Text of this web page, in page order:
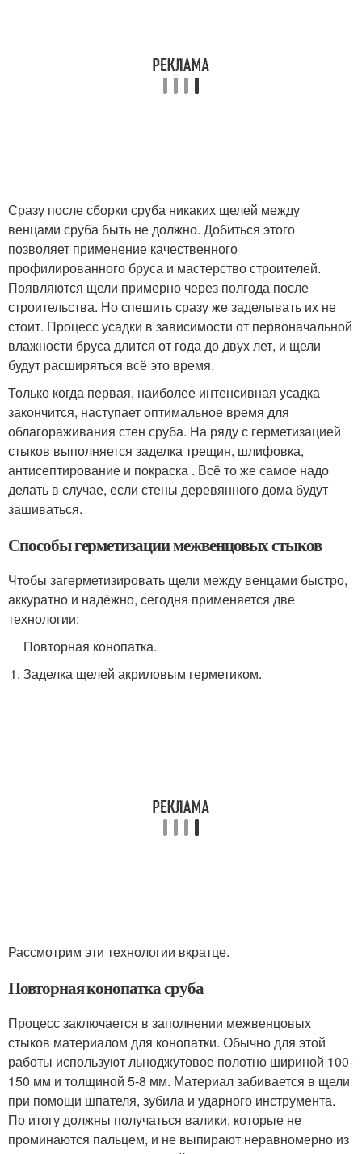
Сразу после сборки сруба никаких щелей между
венцами сруба быть не должно. Добиться этого
позволяет применение качественного
профилированного бруса и мастерство строителей.
Появляются щели примерно через полгода после
строительства. Но спешить сразу же заделывать их не
стоит. Процесс усадки в зависимости от первоначальной
влажности бруса длится от года до двух лет, и щели
будут расширяться всё это время.
Только когда первая, наиболее интенсивная усадка
закончится, наступает оптимальное время для
облагораживания стен сруба. На ряду с герметизацией
стыков выполняется заделка трещин, шлифовка,
антисептирование и покраска . Всё то же самое надо
делать в случае, если стены деревянного дома будут
зашиваться.
Способы герметизации межвенцовых стыков
Чтобы загерметизировать щели между венцами быстро,
аккуратно и надёжно, сегодня применяется две
технологии:
Повторная конопатка.
Заделка щелей акриловым герметиком.
Рассмотрим эти технологии вкратце.
Повторная конопатка сруба
Процесс заключается в заполнении межвенцовых
стыков материалом для конопатки. Обычно для этой
работы используют льноджутовое полотно шириной 100-
150 мм и толщиной 5-8 мм. Материал забивается в щели
при помощи шпателя, зубила и ударного инструмента.
По итогу должны получаться валики, которые не
проминаются пальцем, и не выпирают неравномерно из